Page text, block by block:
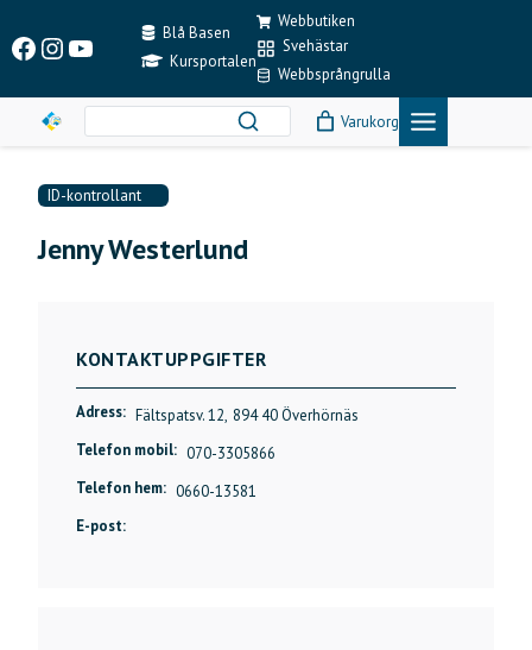
content
Facebook
Instagram
YouTubeBlå Basen
Kursportalen
Webbutiken
Svehästar
Webbsprångrulla
Varukorg
ID-kontrollant
Jenny Westerlund
KONTAKTUPPGIFTER
Adress: Fältspatsv. 12, 894 40 Överhörnäs
Telefon mobil: 070-3305866
Telefon hem: 0660-13581
E-post: